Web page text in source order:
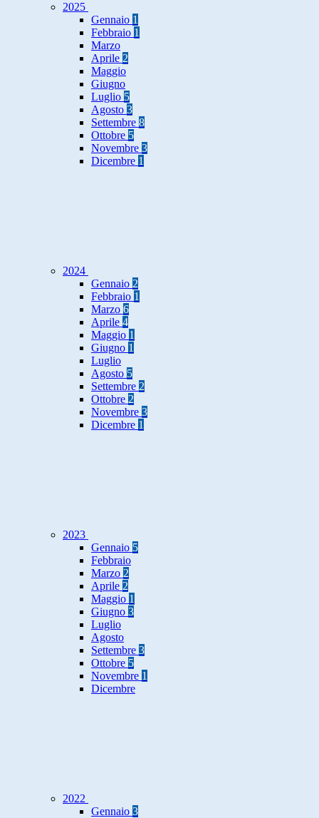
2025
Gennaio 1
Febbraio 1
Marzo
Aprile 2
Maggio
Giugno
Luglio 5
Agosto 3
Settembre 8
Ottobre 5
Novembre 3
Dicembre 1
2024
Gennaio 2
Febbraio 1
Marzo 6
Aprile 4
Maggio 1
Giugno 1
Luglio
Agosto 5
Settembre 2
Ottobre 2
Novembre 3
Dicembre 1
2023
Gennaio 5
Febbraio
Marzo 2
Aprile 2
Maggio 1
Giugno 3
Luglio
Agosto
Settembre 3
Ottobre 5
Novembre 1
Dicembre
2022
Gennaio 3